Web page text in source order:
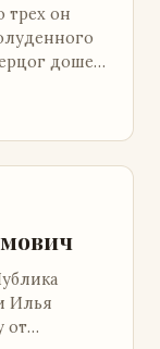
трех он
дошел
Илья
от